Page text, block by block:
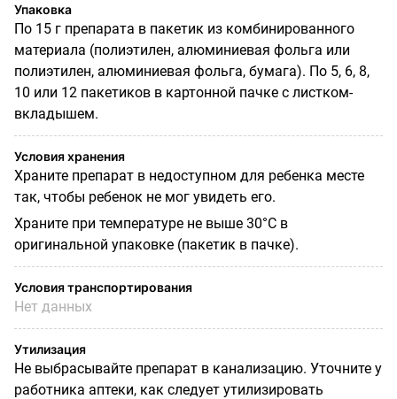
Упаковка
По 15 г препарата в пакетик из комбинированного
материала (полиэтилен, алюминиевая фольга или
полиэтилен, алюминиевая фольга, бумага). По 5, 6, 8,
10 или 12 пакетиков в картонной пачке с листком-
вкладышем.
Условия хранения
Храните препарат в недоступном для ребенка месте
так, чтобы ребенок не мог увидеть его.
Храните при температуре не выше 30°С в
оригинальной упаковке (пакетик в пачке).
Условия транспортирования
Нет данных
Утилизация
Не выбрасывайте препарат в канализацию. Уточните у
работника аптеки, как следует утилизировать